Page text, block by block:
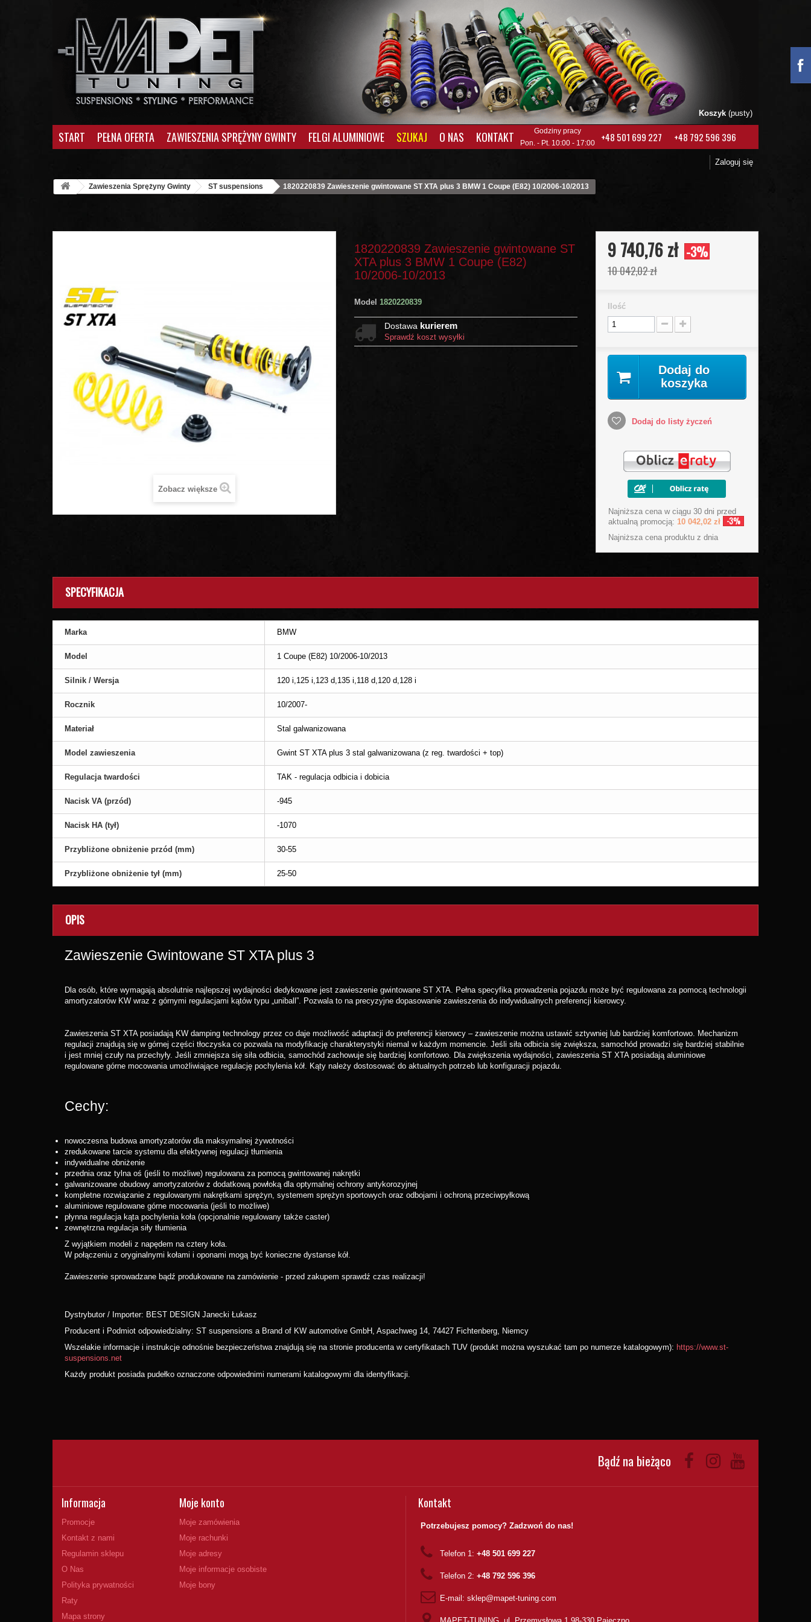
Koszyk (pusty)
START PEŁNA OFERTA ZAWIESZENIA SPRĘŻYNY GWINTY FELGI ALUMINIOWE SZUKAJ O NAS KONTAKT
Godziny pracy
Pon. - Pt. 10:00 - 17:00
+48 501 699 227 +48 792 596 396
Zaloguj się
Zawieszenia Sprężyny Gwinty ST suspensions 1820220839 Zawieszenie gwintowane ST XTA plus 3 BMW 1 Coupe (E82) 10/2006-10/2013
Zobacz większe
1820220839 Zawieszenie gwintowane ST
XTA plus 3 BMW 1 Coupe (E82)
10/2006-10/2013
Model 1820220839
Dostawa kurierem
Sprawdź koszt wysyłki
9 740,76 zł -3%
10 042,02 zł
Ilość
Dodaj do
koszyka
Dodaj do listy życzeń
Najniższa cena w ciągu 30 dni przed
aktualną promocją: 10 042,02 zł -3%
Najniższa cena produktu z dnia
SPECYFIKACJA
Marka BMW
Model 1 Coupe (E82) 10/2006-10/2013
Silnik / Wersja 120 i,125 i,123 d,135 i,118 d,120 d,128 i
Rocznik 10/2007-
Materiał Stal galwanizowana
Model zawieszenia Gwint ST XTA plus 3 stal galwanizowana (z reg. twardości + top)
Regulacja twardości TAK - regulacja odbicia i dobicia
Nacisk VA (przód) -945
Nacisk HA (tył) -1070
Przybliżone obniżenie przód (mm) 30-55
Przybliżone obniżenie tył (mm) 25-50
OPIS
Zawieszenie Gwintowane ST XTA plus 3
Dla osób, które wymagają absolutnie najlepszej wydajności dedykowane jest zawieszenie gwintowane ST XTA. Pełna specyfika prowadzenia pojazdu może być regulowana za pomocą technologii
amortyzatorów KW wraz z górnymi regulacjami kątów typu „uniball”. Pozwala to na precyzyjne dopasowanie zawieszenia do indywidualnych preferencji kierowcy.
Zawieszenia ST XTA posiadają KW damping technology przez co daje możliwość adaptacji do preferencji kierowcy – zawieszenie można ustawić sztywniej lub bardziej komfortowo. Mechanizm
regulacji znajdują się w górnej części tłoczyska co pozwala na modyfikację charakterystyki niemal w każdym momencie. Jeśli siła odbicia się zwiększa, samochód prowadzi się bardziej stabilnie
i jest mniej czuły na przechyły. Jeśli zmniejsza się siła odbicia, samochód zachowuje się bardziej komfortowo. Dla zwiększenia wydajności, zawieszenia ST XTA posiadają aluminiowe
regulowane górne mocowania umożliwiające regulację pochylenia kół. Kąty należy dostosować do aktualnych potrzeb lub konfiguracji pojazdu.
Cechy:
nowoczesna budowa amortyzatorów dla maksymalnej żywotności
zredukowane tarcie systemu dla efektywnej regulacji tłumienia
indywidualne obniżenie
przednia oraz tylna oś (jeśli to możliwe) regulowana za pomocą gwintowanej nakrętki
galwanizowane obudowy amortyzatorów z dodatkową powłoką dla optymalnej ochrony antykorozyjnej
kompletne rozwiązanie z regulowanymi nakrętkami sprężyn, systemem sprężyn sportowych oraz odbojami i ochroną przeciwpyłkową
aluminiowe regulowane górne mocowania (jeśli to możliwe)
płynna regulacja kąta pochylenia koła (opcjonalnie regulowany także caster)
zewnętrzna regulacja siły tłumienia
Z wyjątkiem modeli z napędem na cztery koła.
W połączeniu z oryginalnymi kołami i oponami mogą być konieczne dystanse kół.
Zawieszenie sprowadzane bądź produkowane na zamówienie - przed zakupem sprawdź czas realizacji!
Dystrybutor / Importer: BEST DESIGN Janecki Łukasz
Producent i Podmiot odpowiedzialny: ST suspensions a Brand of KW automotive GmbH, Aspachweg 14, 74427 Fichtenberg, Niemcy
Wszelakie informacje i instrukcje odnośnie bezpieczeństwa znajdują się na stronie producenta w certyfikatach TUV (produkt można wyszukać tam po numerze katalogowym): https://www.st-
suspensions.net
Każdy produkt posiada pudełko oznaczone odpowiednimi numerami katalogowymi dla identyfikacji.
Bądź na bieżąco
Informacja
Promocje
Kontakt z nami
Regulamin sklepu
O Nas
Polityka prywatności
Raty
Mapa strony
Moje konto
Moje zamówienia
Moje rachunki
Moje adresy
Moje informacje osobiste
Moje bony
Kontakt
Potrzebujesz pomocy? Zadzwoń do nas!
Telefon 1: +48 501 699 227
Telefon 2: +48 792 596 396
E-mail: sklep@mapet-tuning.com